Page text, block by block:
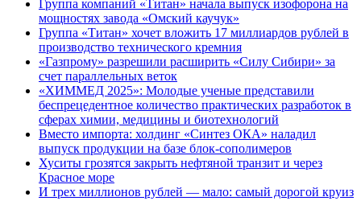
Группа компаний «Титан» начала выпуск изофорона на
мощностях завода «Омский каучук»
Группа «Титан» хочет вложить 17 миллиардов рублей в
производство технического кремния
«Газпрому» разрешили расширить «Силу Сибири» за
счет параллельных веток
«ХИММЕД 2025»: Молодые ученые представили
беспрецедентное количество практических разработок в
сферах химии, медицины и биотехнологий
Вместо импорта: холдинг «Синтез ОКА» наладил
выпуск продукции на базе блок-сополимеров
Хуситы грозятся закрыть нефтяной транзит и через
Красное море
И трех миллионов рублей — мало: самый дорогой круиз